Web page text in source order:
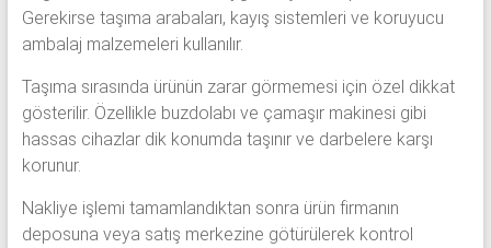
Gerekirse taşıma arabaları, kayış sistemleri ve koruyucu
ambalaj malzemeleri kullanılır.
Taşıma sırasında ürünün zarar görmemesi için özel dikkat
gösterilir. Özellikle buzdolabı ve çamaşır makinesi gibi
hassas cihazlar dik konumda taşınır ve darbelere karşı
korunur.
Nakliye işlemi tamamlandıktan sonra ürün firmanın
deposuna veya satış merkezine götürülerek kontrol